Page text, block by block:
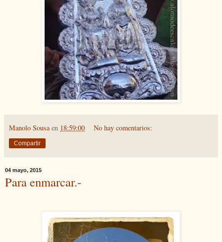
Manolo Sousa en 18:59:00 No hay comentarios:
Compartir
04 mayo, 2015
Para enmarcar.-